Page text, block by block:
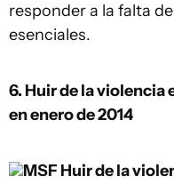
responder a la falta
esenciales.
6. Huir de la violencia
en enero de 2014
MSF Huir de la